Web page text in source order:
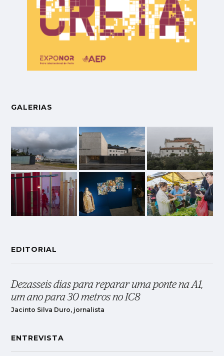
GALERIAS
EDITORIAL
Dezasseis dias para reparar uma ponte na A1,
um ano para 30 metros no IC8
Jacinto Silva Duro, jornalista
ENTREVISTA